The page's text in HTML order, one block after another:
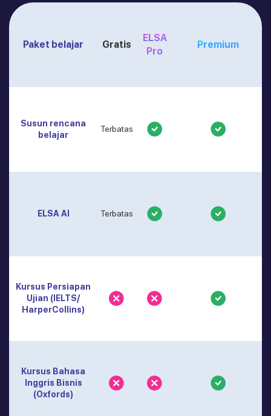
Paket belajar Gratis
ELSA
Pro
Premium
Susun rencana
belajar
Terbatas
ELSA AI Terbatas
Kursus Persiapan
Ujian (IELTS/
HarperCollins)
Kursus Bahasa
Inggris Bisnis
(Oxfords)